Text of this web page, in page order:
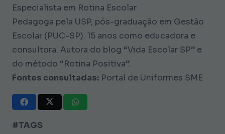
Especialista em Rotina Escolar
Pedagoga pela USP, pós-graduação em Gestão
Escolar (PUC-SP). 15 anos como educadora e
consultora. Autora do blog “Vida Escolar SP” e
do método “Rotina Positiva”.
Fontes consultadas: Portal de Uniformes SME
#TAGS